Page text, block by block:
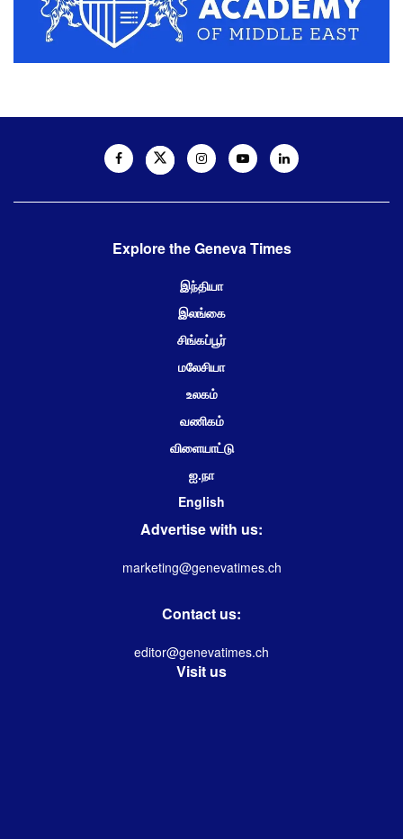
Explore the Geneva Times
இந்தியா
இலங்கை
சிங்கப்பூர்
மலேசியா
உலகம்
வணிகம்
விளையாட்டு
ஐ.நா
English
Advertise with us:
marketing@genevatimes.ch
Contact us:
editor@genevatimes.ch
Visit us